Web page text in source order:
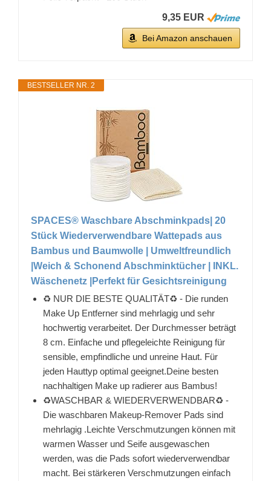
9,35 EUR
Bei Amazon anschauen
BESTSELLER NR. 2
SPACES® Waschbare Abschminkpads| 20
Stück Wiederverwendbare Wattepads aus
Bambus und Baumwolle | Umweltfreundlich
|Weich & Schonend Abschminktücher | INKL.
Wäschenetz |Perfekt für Gesichtsreinigung
♻️ NUR DIE BESTE QUALITÄT♻️ - Die runden
Make Up Entferner sind mehrlagig und sehr
hochwertig verarbeitet. Der Durchmesser beträgt
8 cm. Einfache und pflegeleichte Reinigung für
sensible, empfindliche und unreine Haut. Für
jeden Hauttyp optimal geeignet.Deine besten
nachhaltigen Make up radierer aus Bambus!
♻️WASCHBAR & WIEDERVERWENDBAR♻️ -
Die waschbaren Makeup-Remover Pads sind
mehrlagig .Leichte Verschmutzungen können mit
warmen Wasser und Seife ausgewaschen
werden, was die Pads sofort wiederverwendbar
macht. Bei stärkeren Verschmutzungen einfach